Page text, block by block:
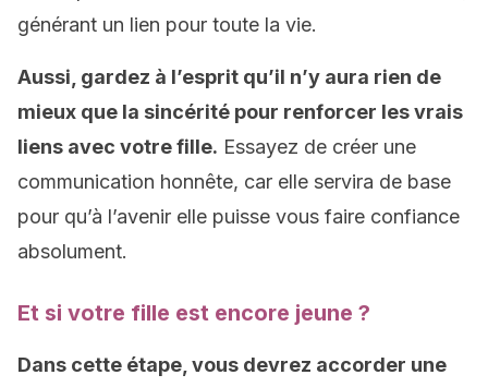
générant un lien pour toute la vie.
Aussi, gardez à l’esprit qu’il n’y aura rien de
mieux que la sincérité pour renforcer les vrais
liens avec votre fille. Essayez de créer une
communication honnête, car elle servira de base
pour qu’à l’avenir elle puisse vous faire confiance
absolument.
Et si votre fille est encore jeune ?
Dans cette étape, vous devrez accorder une